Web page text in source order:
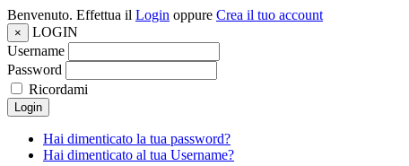
Benvenuto. Effettua il Login oppure Crea il tuo account
×
LOGIN
Username
Password
Ricordami
Login
Hai dimenticato la tua password?
Hai dimenticato al tua Username?